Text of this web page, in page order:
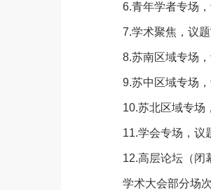
6.青年学者专场
7.学术聚焦，议
8.苏南区域专场
9.苏中区域专场
10.苏北区域专场
11.学会专场，议
12.高层论坛（闭
学术大会部分场